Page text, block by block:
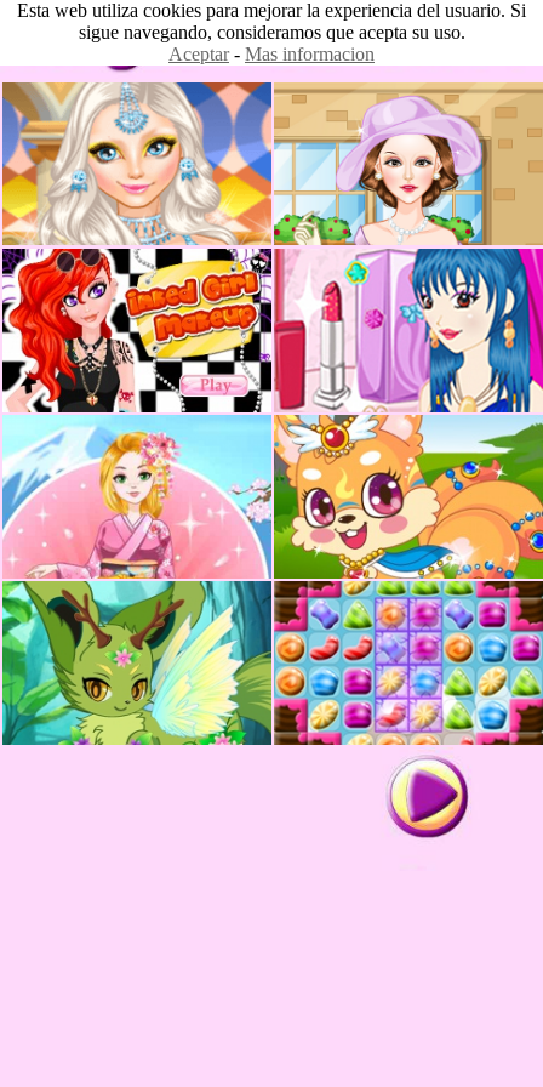
Esta web utiliza cookies para mejorar la experiencia del usuario. Si
sigue navegando, consideramos que acepta su uso.
Aceptar- Mas informacion